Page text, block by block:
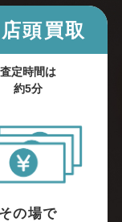
頭買取
査定時間は
約5分
その場で